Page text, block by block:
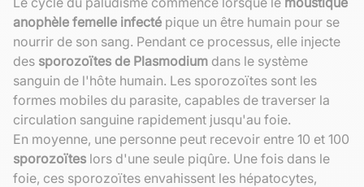
anophèle femelle infecté pique un être humain pour se
nourrir de son sang. Pendant ce processus, elle injecte
des sporozoïtes de Plasmodium dans le système
sanguin de l'hôte humain. Les sporozoïtes sont les
formes mobiles du parasite, capables de traverser la
circulation sanguine rapidement jusqu'au foie.
En moyenne, une personne peut recevoir entre 10 et 100
sporozoïtes lors d'une seule piqûre. Une fois dans le
foie, ces sporozoïtes envahissent les hépatocytes,